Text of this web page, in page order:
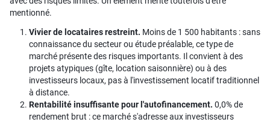
mentionné.
Vivier de locataires restreint. Moins de 1 500 habitants : sans
connaissance du secteur ou étude préalable, ce type de
marché présente des risques importants. Il convient à des
projets atypiques (gîte, location saisonnière) ou à des
investisseurs locaux, pas à l'investissement locatif traditionnel
à distance.
Rentabilité insuffisante pour l'autofinancement. 0,0% de
rendement brut : ce marché s'adresse aux investisseurs